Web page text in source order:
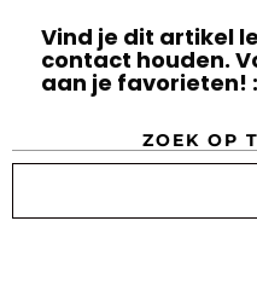
Vind je dit artikel
contact houden.
aan je favorieten!
ZOEK OP